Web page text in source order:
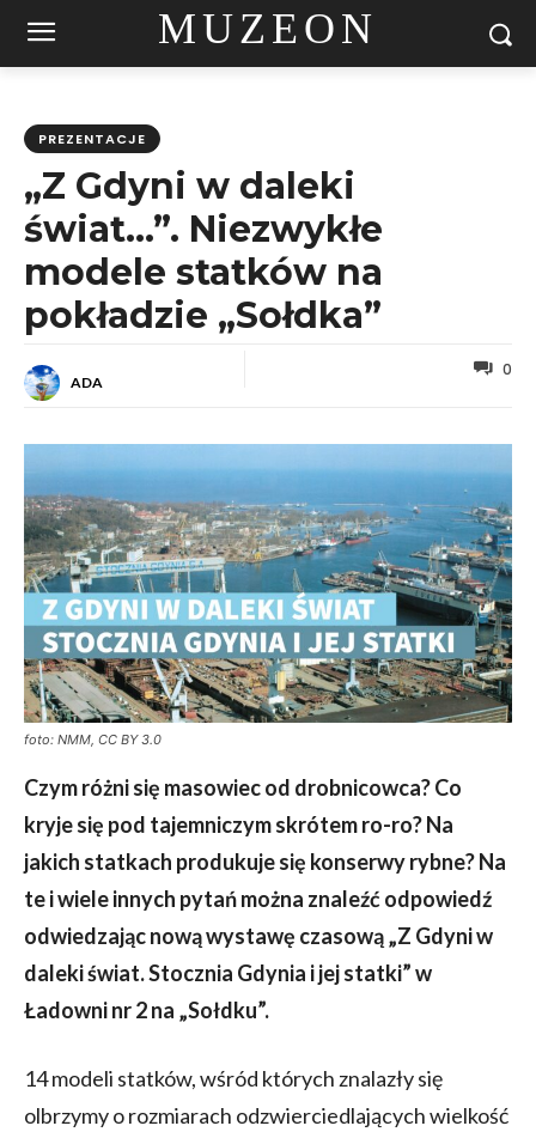
MUZEON
PREZENTACJE
„Z Gdyni w daleki
świat…”. Niezwykłe
modele statków na
pokładzie „Sołdka”
ADA
0
foto: NMM, CC BY 3.0
Czym różni się masowiec od drobnicowca? Co
kryje się pod tajemniczym skrótem ro-ro? Na
jakich statkach produkuje się konserwy rybne? Na
te i wiele innych pytań można znaleźć odpowiedź
odwiedzając nową wystawę czasową „Z Gdyni w
daleki świat. Stocznia Gdynia i jej statki” w
Ładowni nr 2 na „Sołdku”.
14 modeli statków, wśród których znalazły się
olbrzymy o rozmiarach odzwierciedlających wielkość